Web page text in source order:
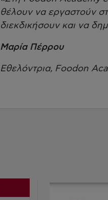
θέλουν να εργαστούν
διεκδικήσουν και να
Μαρία Πέρρου
Εθελόντρια, Foodon